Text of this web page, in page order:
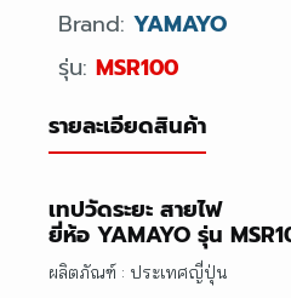
Brand: YAMAYO
รุ่น: MSR100
รายละเอียดสินค้า
เทปวัดระยะ สายไฟ
ยี่ห้อ YAMAYO รุ่น
ผลิตภัณฑ์ : ประเทศญี่ปุ่น